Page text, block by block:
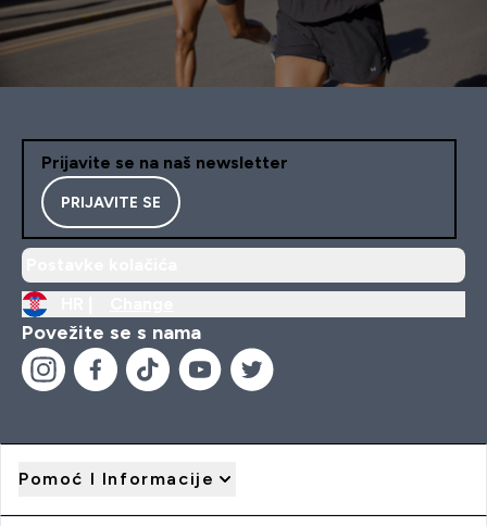
Prijavite se na naš newsletter
PRIJAVITE SE
Povežite se s nama
Pomoć I Informacije